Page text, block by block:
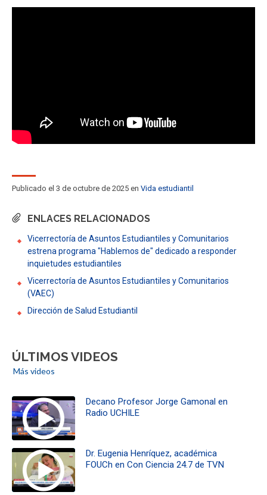
ENLACES RELACIONADOS
Vicerrectoría de Asuntos Estudiantiles y Comunitarios
estrena programa "Hablemos de" dedicado a responder
inquietudes estudiantiles
Vicerrectoría de Asuntos Estudiantiles y Comunitarios
(VAEC)
Dirección de Salud Estudiantil
Publicado el 3 de octubre de 2025 en Vida estudiantil
ÚLTIMOS VIDEOS
Más videos
Decano Profesor Jorge Gamonal en
Radio UCHILE
Dr. Eugenia Henríquez, académica
FOUCh en Con Ciencia 24.7 de TVN